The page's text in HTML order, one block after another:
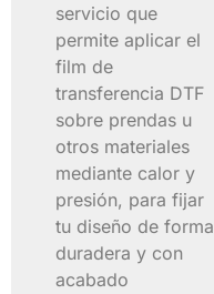
servicio que
permite aplicar el
film de
transferencia DTF
sobre prendas u
otros materiales
mediante calor y
presión, para fijar
tu diseño de forma
duradera y con
acabado